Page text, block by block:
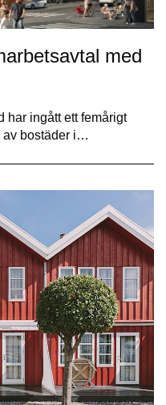
med
har ingått ett femårigt
av bostäder i…